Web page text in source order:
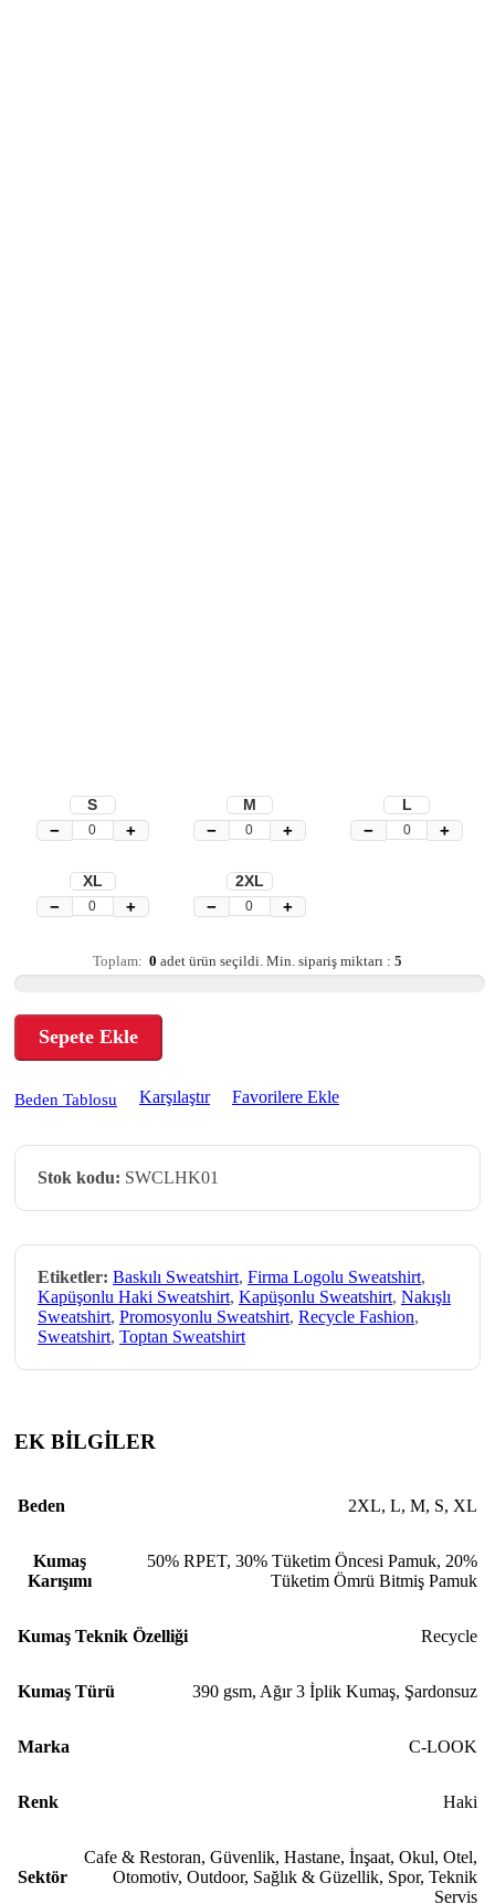
S
− +
M
− +
L
− +
XL
− +
2XL
− +
Toplam: 0 adet ürün seçildi. Min. sipariş miktarı : 5
Sepete Ekle
Beden Tablosu Karşılaştır Favorilere Ekle
Stok kodu: SWCLHK01
Etiketler: Baskılı Sweatshirt, Firma Logolu Sweatshirt,
Kapüşonlu Haki Sweatshirt, Kapüşonlu Sweatshirt, Nakışlı
Sweatshirt, Promosyonlu Sweatshirt, Recycle Fashion,
Sweatshirt, Toptan Sweatshirt
EK BİLGİLER
Beden 2XL, L, M, S, XL
Kumaş
Karışımı
50% RPET, 30% Tüketim Öncesi Pamuk, 20%
Tüketim Ömrü Bitmiş Pamuk
Kumaş Teknik Özelliği Recycle
Kumaş Türü 390 gsm, Ağır 3 İplik Kumaş, Şardonsuz
Marka C-LOOK
Renk Haki
Sektör
Cafe & Restoran, Güvenlik, Hastane, İnşaat, Okul, Otel,
Otomotiv, Outdoor, Sağlık & Güzellik, Spor, Teknik
Servis